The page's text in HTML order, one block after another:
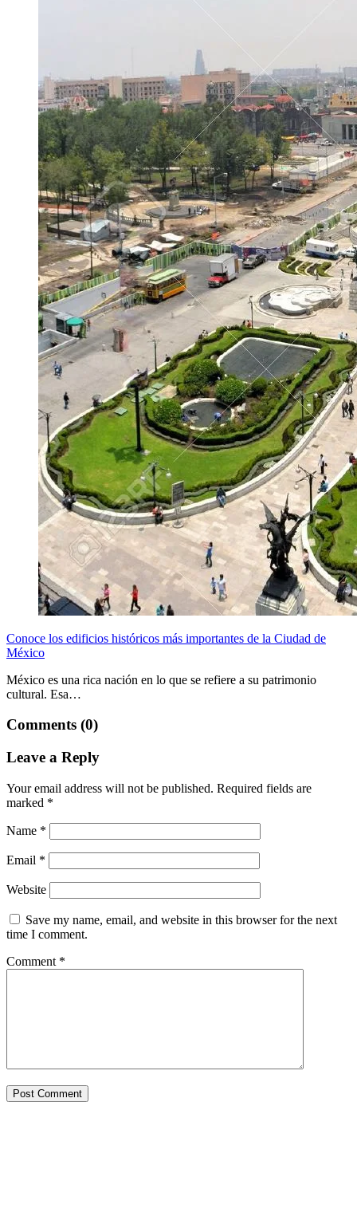
Conoce los edificios históricos más importantes de la Ciudad de
México
México es una rica nación en lo que se refiere a su patrimonio
cultural. Esa…
Comments (0)
Leave a Reply
Your email address will not be published. Required fields are
marked *
Name *
Email *
Website
Save my name, email, and website in this browser for the next
time I comment.
Comment *